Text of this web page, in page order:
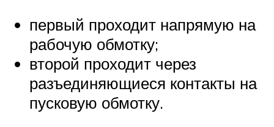
первый проходит напрямую на
рабочую обмотку;
второй проходит через
разъединяющиеся контакты на
пусковую обмотку.